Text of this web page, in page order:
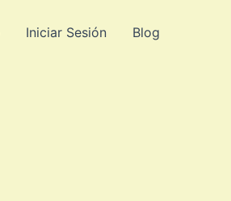
Iniciar Sesión Blog